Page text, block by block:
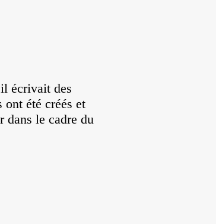
écrivait des
ont été créés et
dans le cadre du